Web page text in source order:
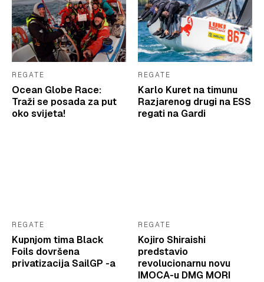
REGATE
Ocean Globe Race:
Traži se posada za put
oko svijeta!
REGATE
Karlo Kuret na timunu
Razjarenog drugi na ESS
regati na Gardi
REGATE
Kupnjom tima Black
Foils dovršena
privatizacija SailGP -a
REGATE
Kojiro Shiraishi
predstavio
revolucionarnu novu
IMOCA-u DMG MORI